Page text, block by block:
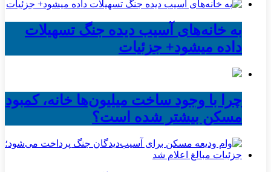
به خانه‌های آسیب دیده جنگ تسهیلات
داده میشود+ جزئیات
چرا با وجود ساخت میلیون‌ها خانه، کمبود
مسکن بیشتر شده است؟